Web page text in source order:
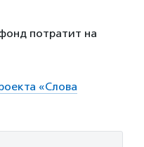
потратит на
«Слова